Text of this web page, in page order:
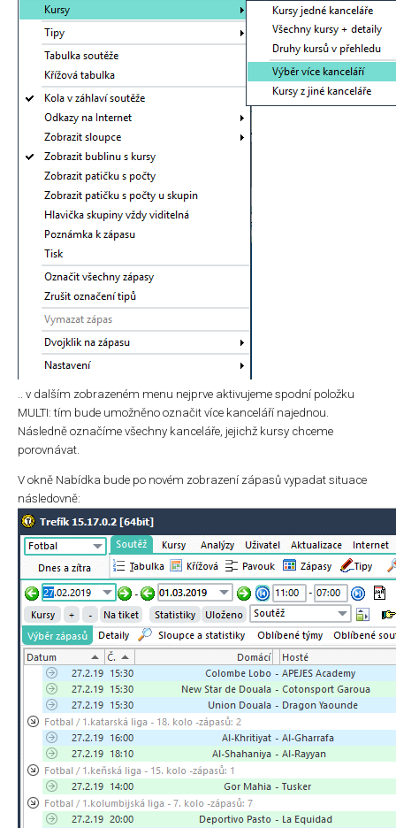
.. v dalším zobrazeném menu nejprve aktivujeme spodní položku
MULTI: tím bude umožněno označit více kanceláří najednou.
Následně označíme všechny kanceláře, jejichž kursy chceme
porovnávat.
V okně Nabídka bude po novém zobrazení zápasů vypadat situace
následovně: